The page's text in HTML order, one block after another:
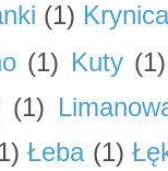
(1)
(1) Kuty (1)
(1)
Łeba (1)